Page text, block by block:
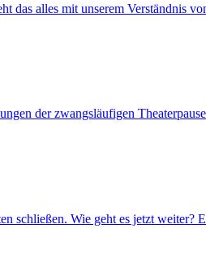
alles mit unserem Verständnis
der zwangsläufigen
schließen. Wie geht es jetzt weiter?